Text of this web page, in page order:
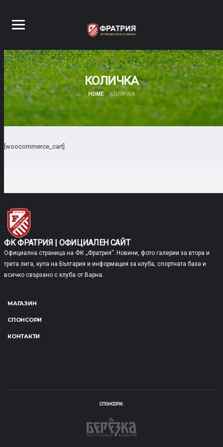
КОЛИЧКА
HOME КОЛИЧКА
[woocommerce_cart]
ФК ФРАТРИЯ | ОФИЦИАЛЕН САЙТ
Официална страница на ФК „Фратрия”. Новини, фото галерии за втора и
трета лига, купа на България и информация за клуба, спортната база и
всичко свързано с клуба от Варна.
МАГАЗИН
СПОНСОРИ
КОНТАКТИ
СПОНСОРИ: